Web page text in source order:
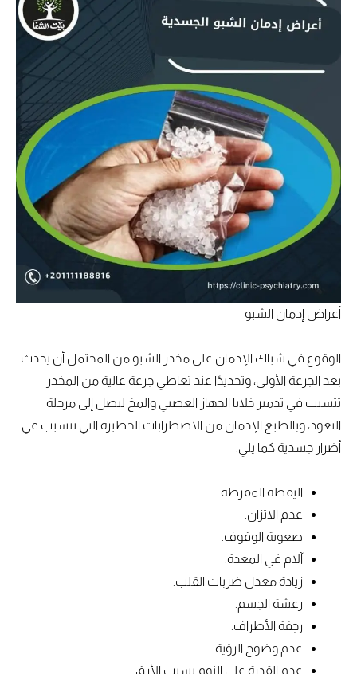
أعراض إدمان الشبو
الوقوع في شباك الإدمان على مخدر الشبو من المحتمل أن يحدث
بعد الجرعة الأولى، وتحديدًا عند تعاطي جرعة عالية من المخدر
تتسبب في تدمير خلايا الجهاز العصبي والمخ ليصل إلى مرحلة
التعود، وبالطبع الإدمان من الاضطرابات الخطيرة التي تتسبب في
أضرار جسدية كما يلي:
اليقظة المفرطة.
عدم الاتزان.
صعوبة الوقوف.
آلام في المعدة.
زيادة معدل ضربات القلب.
رعشة الجسم.
رجفة الأطراف.
عدم وضوح الرؤية.
عدم القدرة على النوم بسبب الأرق.